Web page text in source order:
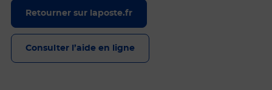
Retourner sur laposte.fr
Consulter l’aide en ligne